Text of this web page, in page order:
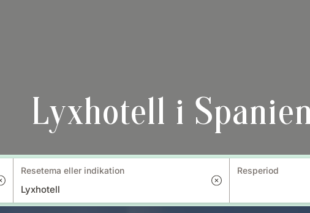
Lyxhotell i
Resetema eller indikation Resperiod